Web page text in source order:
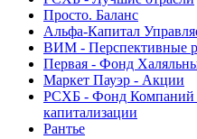
Просто. Баланс
Альфа-Капитал
ВИМ - Перспективные
Первая - Фонд
Маркет Пауэр - Акции
РСХБ - Фонд Компаний
капитализации
Рантье